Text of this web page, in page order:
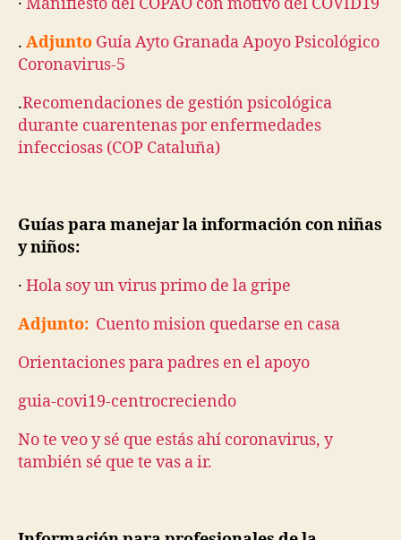
· Manifiesto del COPAO con motivo del COVID19
. Adjunto Guía Ayto Granada Apoyo Psicológico
Coronavirus-5
.Recomendaciones de gestión psicológica
durante cuarentenas por enfermedades
infecciosas (COP Cataluña)
Guías para manejar la información con niñas
y niños:
· Hola soy un virus primo de la gripe
Adjunto: Cuento mision quedarse en casa
Orientaciones para padres en el apoyo
guia-covi19-centrocreciendo
No te veo y sé que estás ahí coronavirus, y
también sé que te vas a ir.